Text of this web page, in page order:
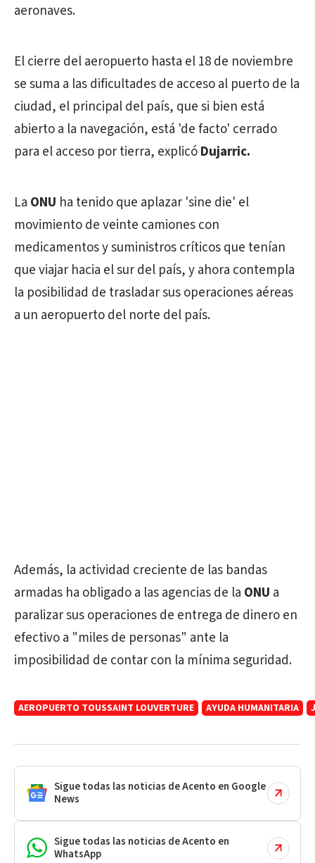
aeronaves.
El cierre del aeropuerto hasta el 18 de noviembre
se suma a las dificultades de acceso al puerto de la
ciudad, el principal del país, que si bien está
abierto a la navegación, está 'de facto' cerrado
para el acceso por tierra, explicóDujarric.
La ONU ha tenido que aplazar 'sine die' el
movimiento de veinte camiones con
medicamentos y suministros críticos que tenían
que viajar hacia el sur del país, y ahora contempla
la posibilidad de trasladar sus operaciones aéreas
a un aeropuerto del norte del país.
Además, la actividad creciente de las bandas
armadas ha obligado a las agencias de la ONU a
paralizar sus operaciones de entrega de dinero en
efectivo a "miles de personas" ante la
imposibilidad de contar con la mínima seguridad.
AEROPUERTO TOUSSAINT LOUVERTURE AYUDA HUMANITARIA
Sigue todas las noticias de Acento en Google
News
Sigue todas las noticias de Acento en
WhatsApp